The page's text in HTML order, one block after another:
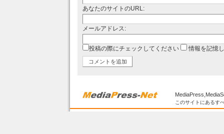
あなたのサイトのURL:
メールアドレス:
投稿の際にチェックしてください 情報を記憶
このサイトにあるす